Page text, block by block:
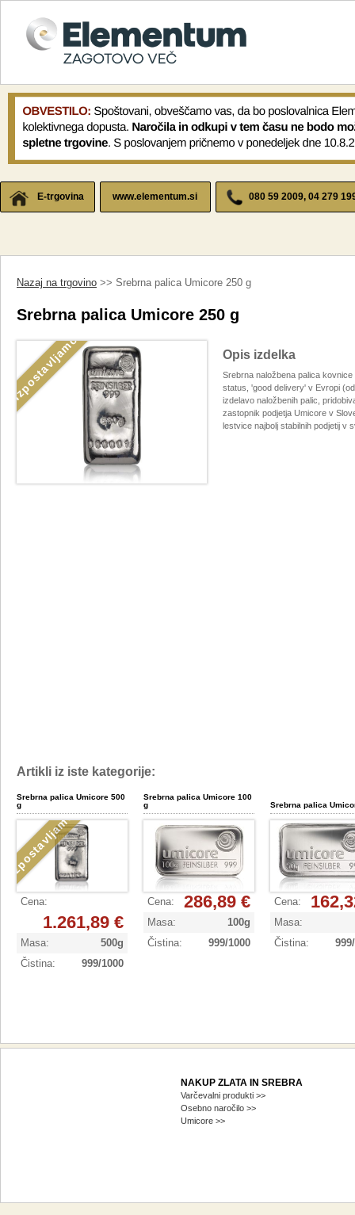
E-trgovina www.elementum.si 080 59 2009, 04 279
Nazaj na trgovino >> Srebrna palica Umicore 250 g
Srebrna palica Umicore 250 g
Izpostavljamo Opis izdelka
Srebrna naložbena palica
status, 'good delivery' v Evropi
izdelavo naložbenih palic,
zastopnik podjetja Umicore v
lestvice najbolj stabilnih podjetij v
Artikli iz iste kategorije:
Srebrna palica Umicore 500
g
Izpostavljamo
Cena:
1.261,89 €
Masa:
500g
Čistina: 999/1000
Srebrna palica Umicore 100
g
Cena: 286,89 €
Masa:
100g
Čistina: 999/1000
Srebrna palica
Cena:
Masa:
Čistina:
NAKUP ZLATA IN SREBRA
Varčevalni produkti >>
Osebno naročilo >>
Umicore >>